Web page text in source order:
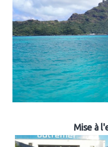
Mise à